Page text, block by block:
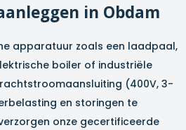
in Obdam
apparatuur zoals een laadpaal,
boiler of industriële
(400V, 3-
en storingen te
onze gecertificeerde